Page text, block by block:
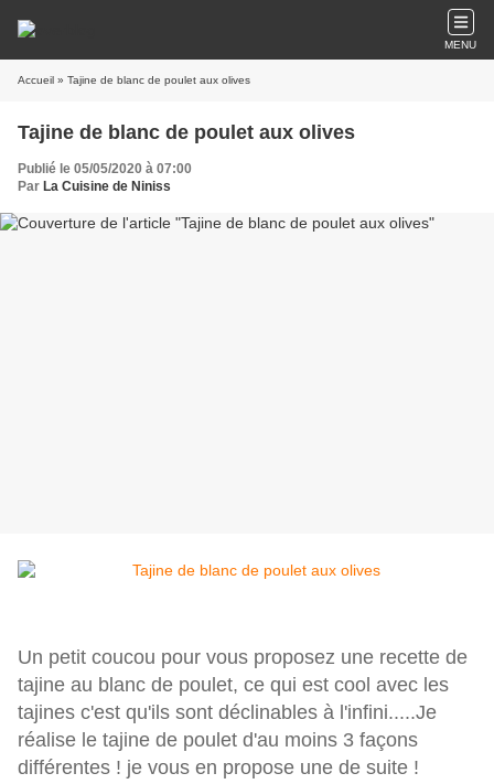
MENU
Accueil » Tajine de blanc de poulet aux olives
Tajine de blanc de poulet aux olives
Publié le 05/05/2020 à 07:00
Par La Cuisine de Niniss
Un petit coucou pour vous proposez une recette de
tajine au blanc de poulet, ce qui est cool avec les
tajines c'est qu'ils sont déclinables à l'infini.....Je
réalise le tajine de poulet d'au moins 3 façons
différentes ! je vous en propose une de suite !